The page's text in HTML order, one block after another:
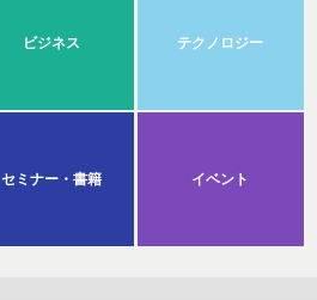
ビジネス テクノロジー
セミナー・書籍 イベント